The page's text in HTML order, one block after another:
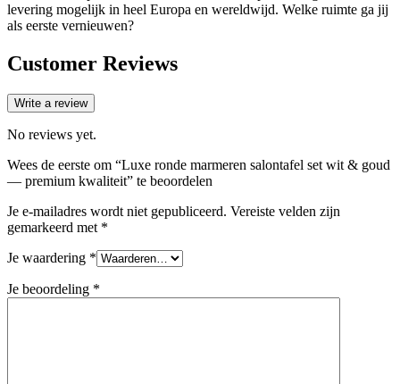
levering mogelijk in heel Europa en wereldwijd. Welke ruimte ga jij
als eerste vernieuwen?
Customer Reviews
Write a review
No reviews yet.
Wees de eerste om “Luxe ronde marmeren salontafel set wit & goud
— premium kwaliteit” te beoordelen
Je e-mailadres wordt niet gepubliceerd. Vereiste velden zijn
gemarkeerd met *
Je waardering *
Je beoordeling *